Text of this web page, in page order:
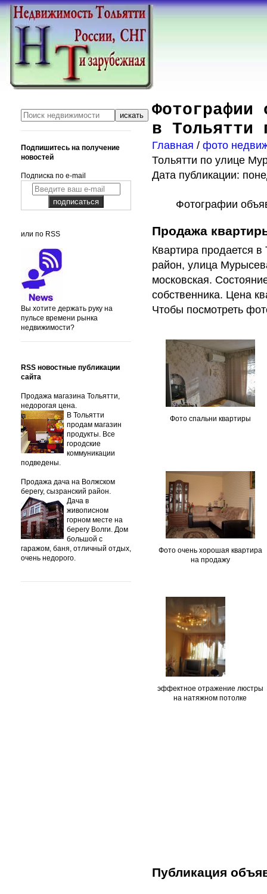
Фотографии
в Тольятти
Главная / фото
Тольятти по улице
Дата публикации:
Фотографии
Продажа
Квартира продается
район, улица
московская.
собственника. Цена
Чтобы посмотреть
Фото спальни квартиры
Фото очень хорошая квартира
на продажу
эффектное отражение люстры
на натяжном потолке
Публикация
Подпишитесь на получение
новостей
Подписка по e-mail
или по RSS
Вы хотите держать руку на
пульсе времени рынка
недвижимости?
RSS новостные публикации
сайта
Продажа магазина Тольятти,
недорогая цена.
В Тольятти
продам магазин
продукты. Все
городские
коммуникации
подведены.
Продажа дача на Волжском
берегу, сызранский район.
Дача в
живописном
горном месте на
берегу Волги. Дом
большой с
гаражом, баня, отличный отдых,
очень недорого.